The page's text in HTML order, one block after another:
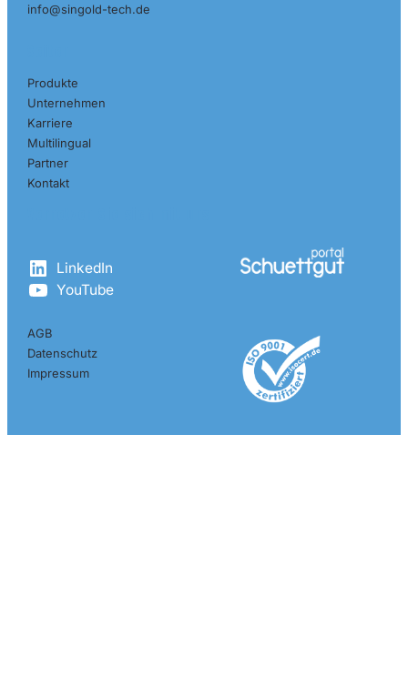
info@singold-tech.de
Produkte
Unternehmen
Karriere
Multilingual
Partner
Kontakt
LinkedIn
YouTube
AGB
Datenschutz
Impressum